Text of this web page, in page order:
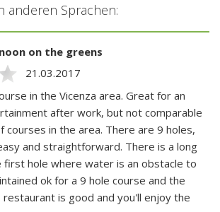
anderen Sprachen:
on the greens
21.03.2017
in the Vicenza area. Great for an
after work, but not comparable
in the area. There are 9 holes,
and straightforward. There is a long
first hole where water is an obstacle to
ok for a 9 hole course and the
is good and you'll enjoy the